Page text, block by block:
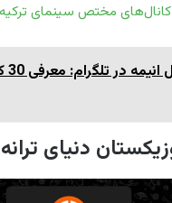
کانال‌های مختص سینمای ترکیه